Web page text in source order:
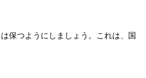
は保つようにしましょう。これは、国